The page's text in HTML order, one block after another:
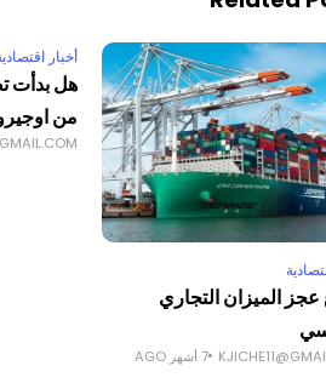
عجز الميزان التجاري
7 أشهر AGO
أخبار
هل بدأت
من